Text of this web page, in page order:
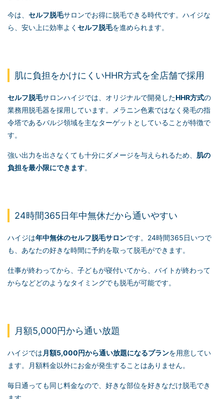
今は、 セルフ脱毛サロンでお得に脱毛できる時代です。ハイジな
ら、安い上に効率よく セルフ脱毛を進められます。
肌に負担をかけにくいHHR方式を全店舗で採用
セルフ脱毛サロンハイジでは、オリジナルで開発したHHR方式の
業務用脱毛器を採用しています。メラニン色素ではなく発毛の指
令塔であるバルジ領域を主なターゲットとしていることが特徴で
す。
強い出力を出さなくても十分にダメージを与えられるため、 肌の
負担を最小限にできます。
24時間365日年中無休だから通いやすい
ハイジは年中無休のセルフ脱毛サロンです。24時間365日いつで
も、あなたの好きな時間に予約を取って脱毛ができます。
仕事が終わってから、子どもが寝付いてから、バイトが終わって
からなどどのようなタイミングでも脱毛が可能です。
月額5,000円から通い放題
ハイジでは 月額5,000円から通い放題になるプランを用意してい
ます。月額料金以外にお金が発生することはありません。
毎日通っても同じ料金なので、好きな部位を好きなだけ脱毛でき